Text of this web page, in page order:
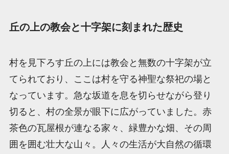
丘の上の教会と十字架に刻まれた歴史
村を見下ろす丘の上には教会と無数の十字架が立
てられており、ここは村を守る神聖な祭祀の場と
なっています。急な坂道を息を切らせながら登り
切ると、村の全景が眼下に広がっていました。赤
茶色の瓦屋根が連なる家々、緑豊かな畑、その周
囲を囲む壮大な山々。人々の生活が大自然の循環